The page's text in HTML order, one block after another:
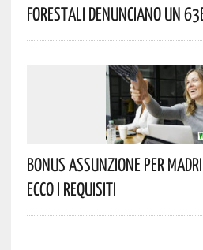
Forestali Denunciano Un
Bonus Assunzione Per
Ecco I Requisiti